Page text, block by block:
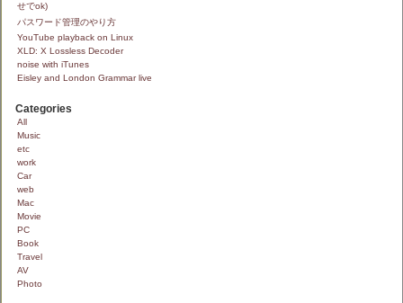
せでok)
パスワード管理のやり方
YouTube playback on Linux
XLD: X Lossless Decoder
noise with iTunes
Eisley and London Grammar live
Categories
All
Music
etc
work
Car
web
Mac
Movie
PC
Book
Travel
AV
Photo